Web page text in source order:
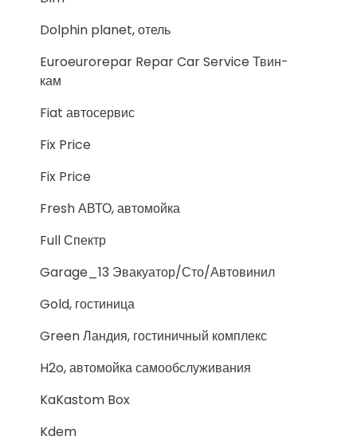
Dolphin planet, отель
Euroeurorepar Repar Car Service Твин-
кам
Fiat автосервис
Fix Price
Fix Price
Fresh АВТО, автомойка
Full Спектр
Garage_13 Эвакуатор/Сто/Автовинил
Gold, гостиница
Green Ландия, гостиничный комплекс
H2o, автомойка самообслуживания
KaKastom Box
Kdem